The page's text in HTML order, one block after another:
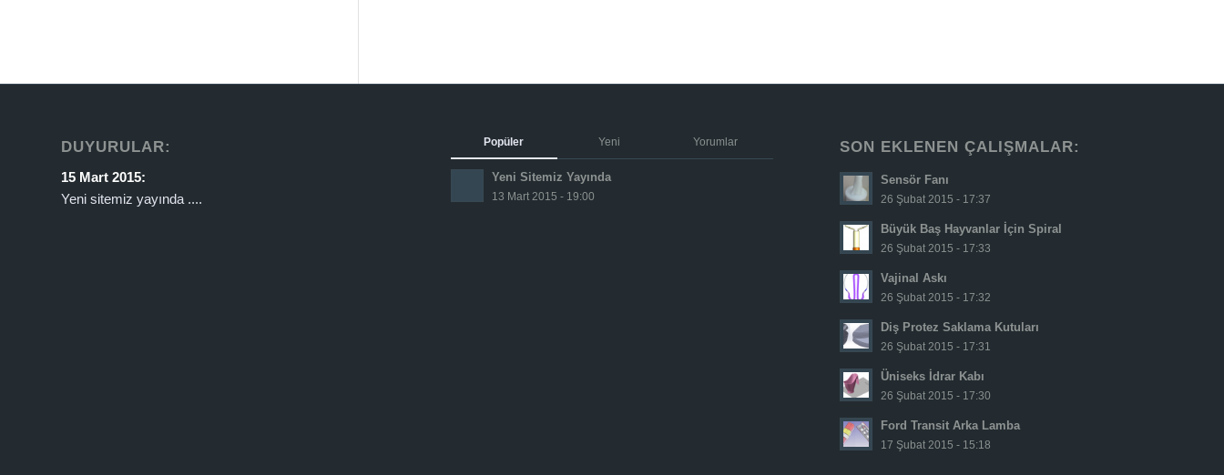
DUYURULAR:
15 Mart 2015:
Yeni sitemiz yayında ....
Popüler Yeni Yorumlar
Yeni Sitemiz Yayında
13 Mart 2015 - 19:00
SON EKLENEN ÇALIŞMALAR:
Sensör Fanı
26 Şubat 2015 - 17:37
Büyük Baş Hayvanlar İçin Spiral
26 Şubat 2015 - 17:33
Vajinal Askı
26 Şubat 2015 - 17:32
Diş Protez Saklama Kutuları
26 Şubat 2015 - 17:31
Üniseks İdrar Kabı
26 Şubat 2015 - 17:30
Ford Transit Arka Lamba
17 Şubat 2015 - 15:18